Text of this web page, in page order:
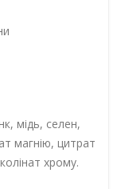
мідь, селен,
магнію, цитрат
хрому.